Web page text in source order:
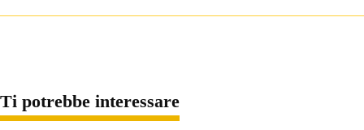
Ti potrebbe interessare